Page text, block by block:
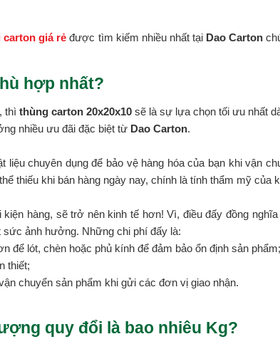
carton giá rẻ được tìm kiếm nhiều nhất tại Dao Carton
hợp nhất?
thì thùng carton 20x20x10sẽ là sự lựa chọn tối ưu nhất
nhiều ưu đãi đặc biệt từ Dao Carton.
liệu chuyên dụng để bảo vệ hàng hóa của bạn khi vận
thiếu khi bán hàng ngày nay, chính là tính thẩm mỹ của
hàng, sẽ trở nên kinh tế hơn! Vì, điều đấy đồng
sức ảnh hưởng. Những chi phí đấy là:
để lót, chèn hoặc phủ kính để đảm bảo ổn định sản phẩm;
thiết;
chuyển sản phẩm khi gửi các đơn vị giao nhận.
quy đổi là bao nhiêu Kg?